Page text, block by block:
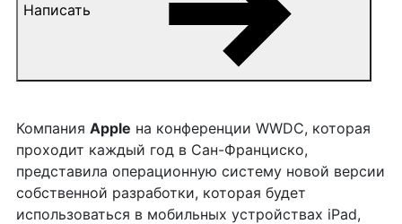
Написать
Компания Apple на конференции WWDC, которая
проходит каждый год в Сан-Франциско,
представила операционную систему новой версии
собственной разработки, которая будет
использоваться в мобильных устройствах iPad,